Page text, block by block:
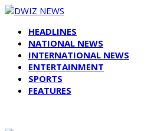
HEADLINES
NATIONAL NEWS
INTERNATIONAL NEWS
ENTERTAINMENT
SPORTS
FEATURES